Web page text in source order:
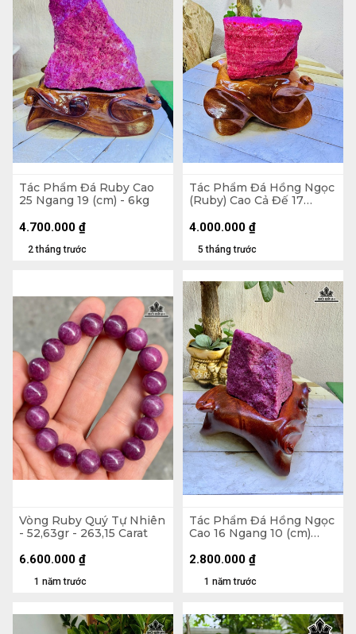
Tác Phẩm Đá Ruby Cao
25 Ngang 19 (cm) - 6kg
2 tháng trước
4.700.000 ₫
Tác Phẩm Đá Hồng Ngọc
(Ruby) Cao Cả Đế 17
5 tháng trước
4.000.000 ₫
Vòng Ruby Quý Tự Nhiên
- 52,63gr - 263,15 Carat
1 năm trước
6.600.000 ₫
Tác Phẩm Đá Hồng Ngọc
Cao 16 Ngang 10 (cm)
1 năm trước
2.800.000 ₫